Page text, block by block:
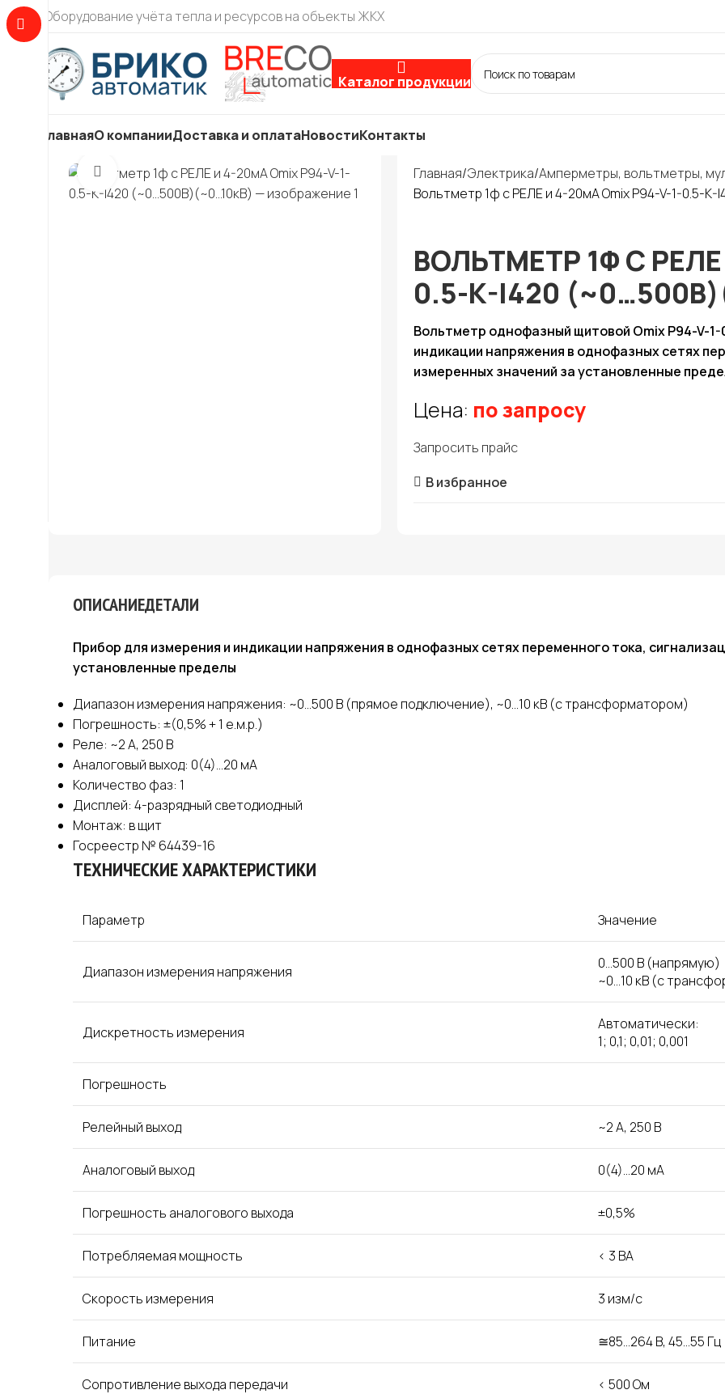
Оборудование учёта тепла и ресурсов на объекты ЖКХ
Каталог продукции
ГлавнаяО компанииДоставка и оплатаНовостиКонтакты
Увеличить Главная Электрика Амперметры, вольтметры,
Вольтметр 1ф с РЕЛЕ и 4-20мА Omix P94-V-1-0.5-
ВОЛЬТМЕТР 1Ф С РЕЛЕ
0.5-K-I420
Вольтметр однофазный щитовой Omix P94-V-
индикации напряжения в однофазных сетях
измеренных значений за установленные
Цена: по запросу
Запросить прайс
В избранное
ОПИСАНИЕДЕТАЛИ
Прибор для измерения и индикации напряжения в однофазных сетях переменного тока,
установленные пределы
Диапазон измерения напряжения: ~0…500 В (прямое подключение), ~0…10 кВ (с трансформатором)
Погрешность: ±(0,5% + 1 е.м.р.)
Реле: ~2 A, 250 B
Аналоговый выход: 0(4)…20 мА
Количество фаз: 1
Дисплей: 4-разрядный светодиодный
Монтаж: в щит
Госреестр № 64439-16
ТЕХНИЧЕСКИЕ ХАРАКТЕРИСТИКИ
Параметр Значение
Диапазон измерения напряжения
0…500 В (напрямую)
~0…10 кВ (с
Дискретность измерения
Автоматически:
1; 0,1; 0,01; 0,001
Погрешность
Релейный выход ~2 A, 250 B
Аналоговый выход 0(4)…20 мА
Погрешность аналогового выхода ±0,5%
Потребляемая мощность < 3 ВА
Скорость измерения 3 изм/с
Питание ≅85…264 В, 45…55 Гц
Сопротивление выхода передачи < 500 Ом